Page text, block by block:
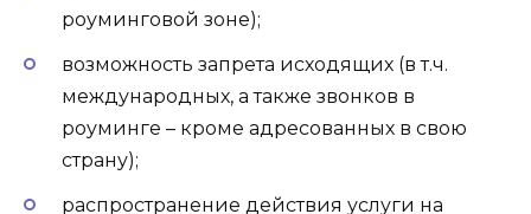
роуминговой зоне);
возможность запрета исходящих (в т.ч.
международных, а также звонков в
роуминге – кроме адресованных в свою
страну);
распространение действия услуги на